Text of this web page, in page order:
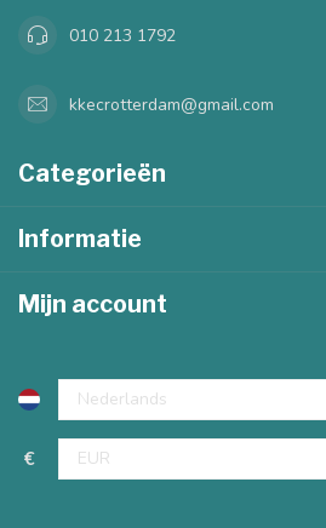
010 213 1792
kkecrotterdam@gmail.com
Categorieën
Informatie
Mijn account
€